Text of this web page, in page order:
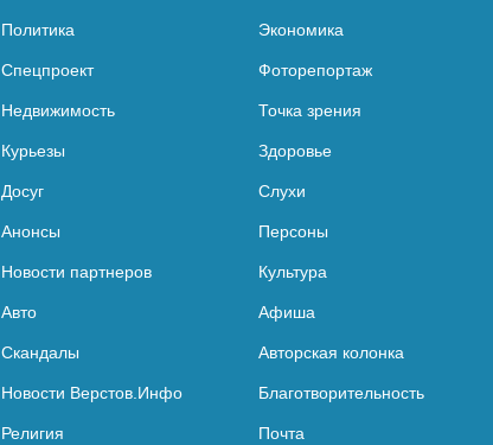
Политика Экономика
Спецпроект Фоторепортаж
Недвижимость Точка зрения
Курьезы Здоровье
Досуг Слухи
Анонсы Персоны
Новости партнеров Культура
Авто Афиша
Скандалы Авторская колонка
Новости Верстов.Инфо Благотворительность
Религия Почта